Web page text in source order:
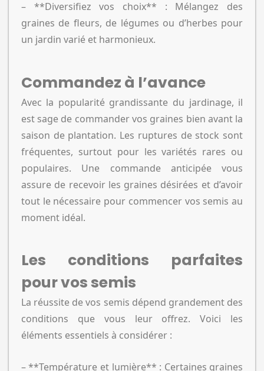
– **Diversifiez vos choix** : Mélangez des
graines de fleurs, de légumes ou d’herbes pour
un jardin varié et harmonieux.
Commandez à l’avance
Avec la popularité grandissante du jardinage, il
est sage de commander vos graines bien avant la
saison de plantation. Les ruptures de stock sont
fréquentes, surtout pour les variétés rares ou
populaires. Une commande anticipée vous
assure de recevoir les graines désirées et d’avoir
tout le nécessaire pour commencer vos semis au
moment idéal.
Les conditions parfaites
pour vos semis
La réussite de vos semis dépend grandement des
conditions que vous leur offrez. Voici les
éléments essentiels à considérer :
– **Température et lumière** : Certaines graines